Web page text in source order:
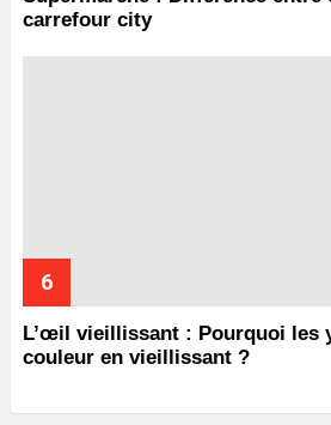
carrefour city
L’œil vieillissant : Pourquoi les
couleur en vieillissant ?